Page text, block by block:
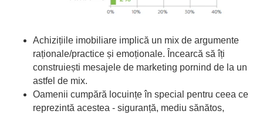
Achizițiile imobiliare implică un mix de argumente
raționale/practice și emoționale. Încearcă să îți
construiești mesajele de marketing pornind de la un
astfel de mix.
Oamenii cumpără locuințe în special pentru ceea ce
reprezintă acestea - siguranță, mediu sănătos,